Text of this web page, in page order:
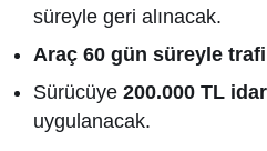
süreyle geri alınacak.
Araç 60 gün süreyle
Sürücüye200.000 TL
uygulanacak.